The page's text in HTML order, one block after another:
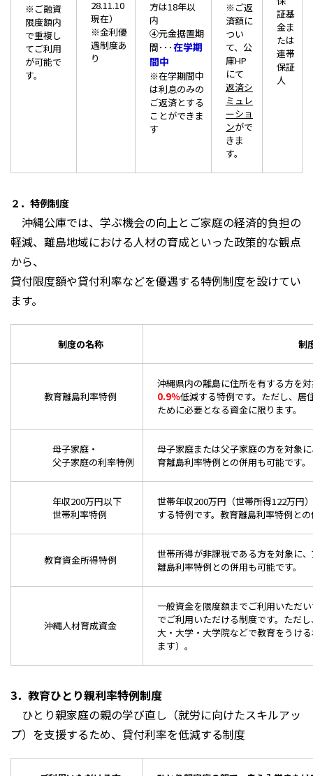
※ご融資
限度額内
で重複し
てご利用
が可能で
す。
28.11.10
現在）
※金利優
遇制度あ
り
方は18年以
内
④元金据置期
間･･･在学期
間中
※在学期間中
は利息のみの
ご返済とする
ことができま
す
※ご返
済額に
つい
て、公
庫HP
にて
返済シ
ミュレ
ーショ
ンがで
きま
す。
証基
金ま
たは
連帯
保証
人
２．特例制度
沖縄公庫では、学ぶ機会の向上とご家庭の経済的負担の
軽減、離島地域における人材の育成といった政策的な観点
から、
貸付限度額や貸付利率などを優遇する特例制度を設けてい
ます。
制度の名称 制
教育離島利率特例
沖縄県内の離島に住所を有する方を
0.9％低減する特例です。ただし、居
ために必要となる資金に限ります。
母子家庭・
父子家庭の利率特例
母子家庭または父子家庭の方を対象
育離島利率特例との併用も可能です。
年収200万円以下
世帯利率特例
世帯年収200万円（世帯所得122万円
する特例です。教育離島利率特例と
教育資金所得特例
世帯所得が非課税である方を対象に
離島利率特例との併用も可能です。
沖縄人材育成資金
一般資金を限度額までご利用いただ
でご利用いただける制度です。ただ
大・大学・大学院などで教育をうけ
ます）。
3．教育ひとり親利率特例制度
ひとり親家庭の親の学び直し（就労に向けたスキルアッ
プ）を支援するため、貸付利率を低減する制度